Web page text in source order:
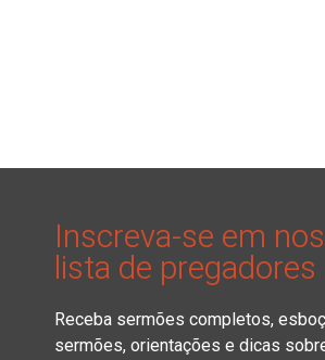
Inscreva-se em
lista de pregadores
Receba sermões completos,
sermões, orientações e dicas